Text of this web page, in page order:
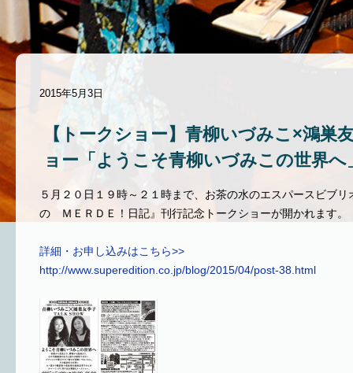
2015年5月3日
【トークショー】青柳いづみこ×鴻巣
ョー「ようこそ青柳いづみこの世界へ
５月２０日１９時～２１時まで、お茶の水のエスパースビブ
の ＭＥＲＤＥ！日記』刊行記念トークショーが開かれます。
詳細・お申し込みはこちら>>
http://www.superedition.co.jp/blog/2015/04/post-38.html